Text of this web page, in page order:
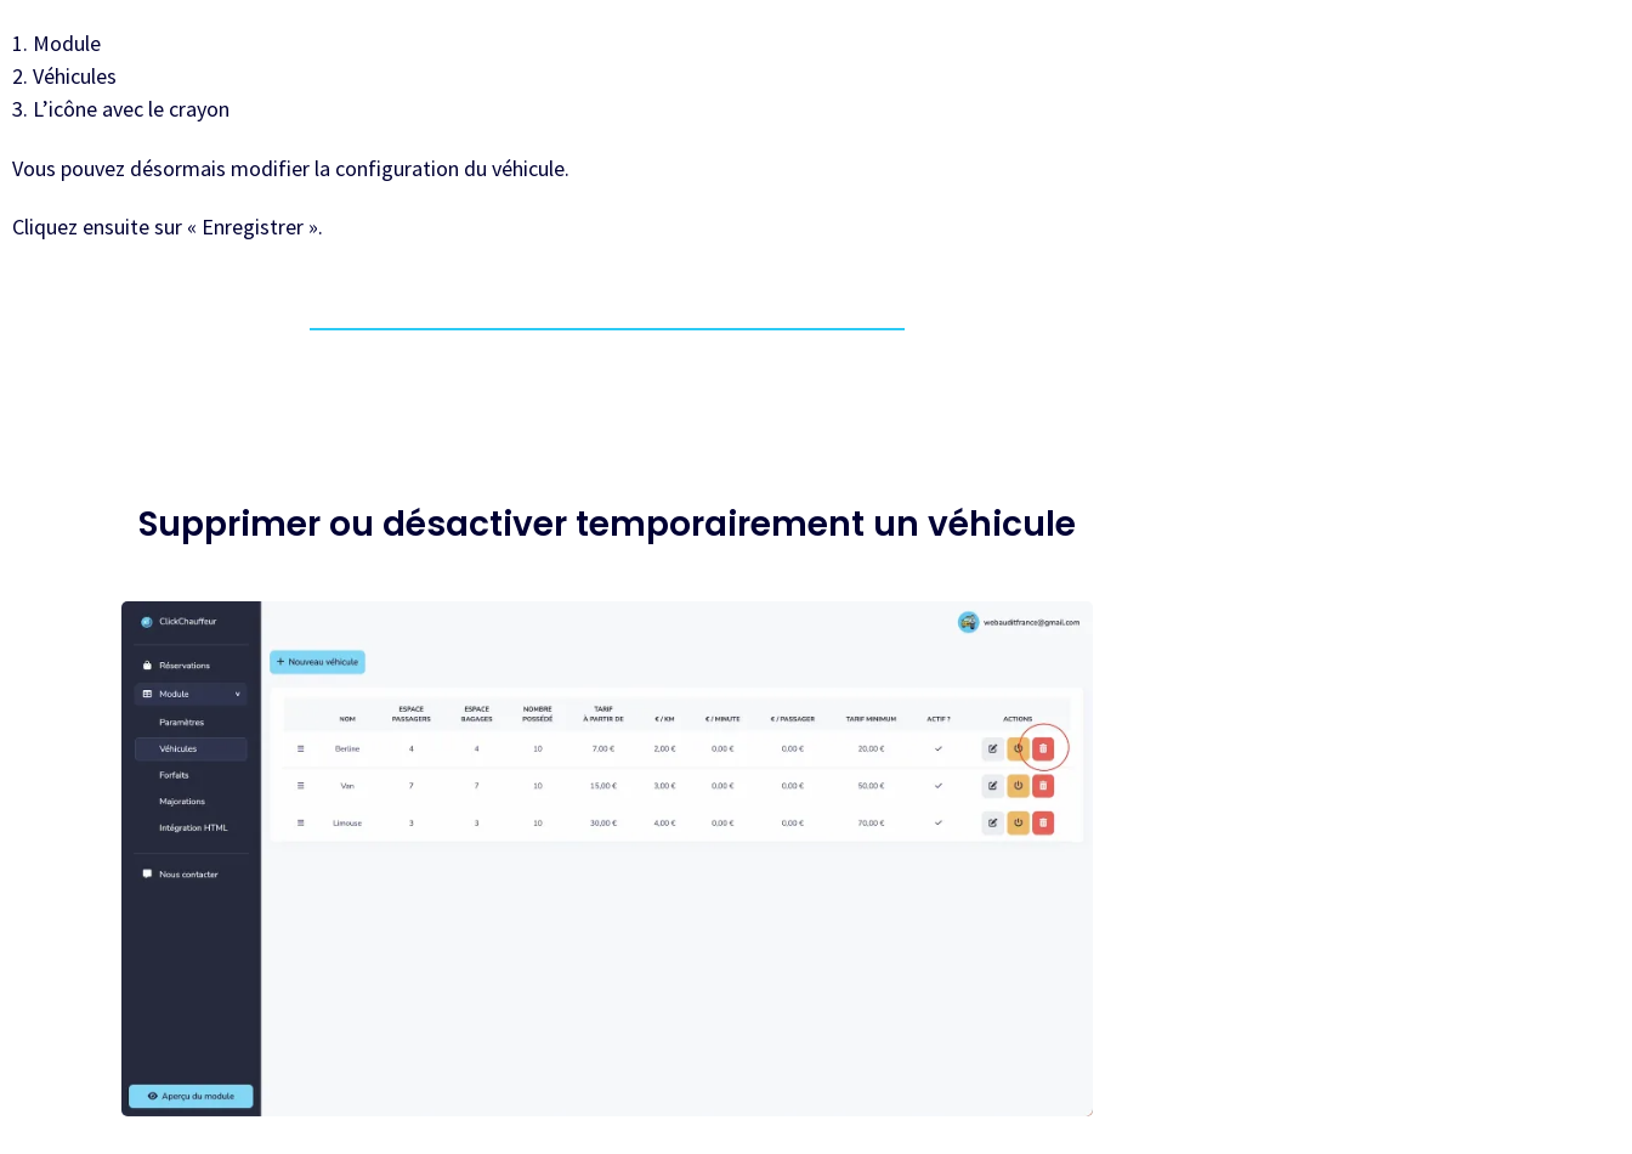
1. Module
2. Véhicules
3. L’icône avec le crayon
Vous pouvez désormais modifier la configuration du véhicule.
Cliquez ensuite sur « Enregistrer ».
Supprimer ou désactiver temporairement un véhicule